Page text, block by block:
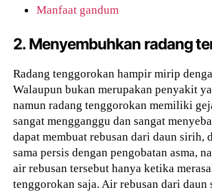
Manfaat gandum
2. Menyembuhkan radang
Radang tenggorokan hampir mirip
Walaupun bukan merupakan penyakit
namun radang tenggorokan memiliki
sangat mengganggu dan sangat
dapat membuat rebusan dari daun sirih,
sama persis dengan pengobatan asma,
air rebusan tersebut hanya ketika
tenggorokan saja. Air rebusan dari daun